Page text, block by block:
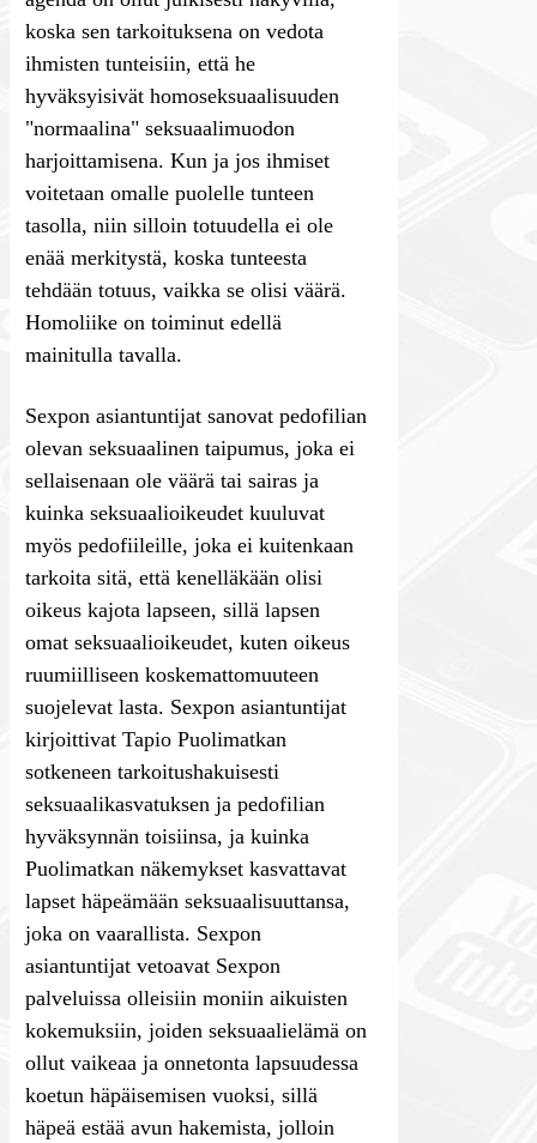
koska sen tarkoituksena on vedota
ihmisten tunteisiin, että he
hyväksyisivät homoseksuaalisuuden
"normaalina" seksuaalimuodon
harjoittamisena. Kun ja jos ihmiset
voitetaan omalle puolelle tunteen
tasolla, niin silloin totuudella ei ole
enää merkitystä, koska tunteesta
tehdään totuus, vaikka se olisi väärä.
Homoliike on toiminut edellä
mainitulla tavalla.
Sexpon asiantuntijat sanovat pedofilian
olevan seksuaalinen taipumus, joka ei
sellaisenaan ole väärä tai sairas ja
kuinka seksuaalioikeudet kuuluvat
myös pedofiileille, joka ei kuitenkaan
tarkoita sitä, että kenelläkään olisi
oikeus kajota lapseen, sillä lapsen
omat seksuaalioikeudet, kuten oikeus
ruumiilliseen koskemattomuuteen
suojelevat lasta. Sexpon asiantuntijat
kirjoittivat Tapio Puolimatkan
sotkeneen tarkoitushakuisesti
seksuaalikasvatuksen ja pedofilian
hyväksynnän toisiinsa, ja kuinka
Puolimatkan näkemykset kasvattavat
lapset häpeämään seksuaalisuuttansa,
joka on vaarallista. Sexpon
asiantuntijat vetoavat Sexpon
palveluissa olleisiin moniin aikuisten
kokemuksiin, joiden seksuaalielämä on
ollut vaikeaa ja onnetonta lapsuudessa
koetun häpäisemisen vuoksi, sillä
häpeä estää avun hakemista, jolloin